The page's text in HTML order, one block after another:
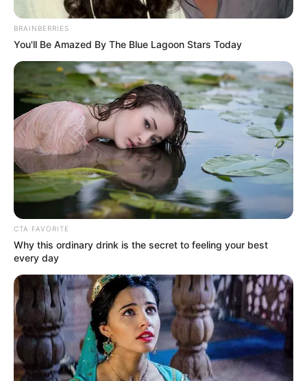
BRAINBERRIES
You'll Be Amazed By The Blue Lagoon Stars Today
CTA FAVORITE
Why this ordinary drink is the secret to feeling your best
every day